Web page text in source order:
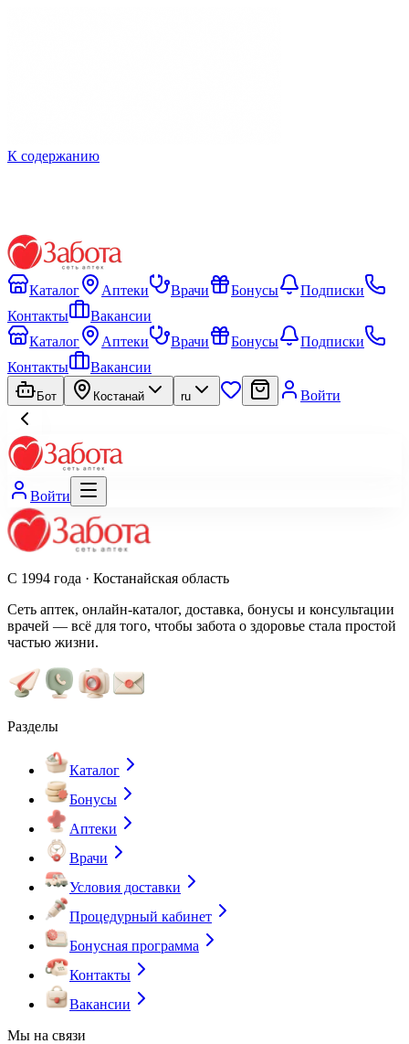
К содержанию
Каталог Аптеки Врачи Бонусы
Подписки
Контакты
Вакансии
Каталог
Аптеки Врачи Бонусы
Подписки
Контакты
Вакансии
Бот Костанай ru Войти
Войти
С 1994 года · Костанайская область
Сеть аптек, онлайн-каталог, доставка, бонусы и консультации
врачей — всё для того, чтобы забота о здоровье стала простой
частью жизни.
Разделы
Каталог
Бонусы
Аптеки
Врачи
Условия доставки
Процедурный кабинет
Бонусная программа
Контакты
Вакансии
Мы на связи